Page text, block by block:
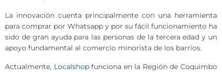
La innovación cuenta principalmente con una herramienta
para comprar por Whatsapp y por su fácil funcionamiento ha
sido de gran ayuda para las personas de la tercera edad y un
apoyo fundamental al comercio minorista de los barrios.
Actualmente, Localshopfunciona en la Región de Coquimbo